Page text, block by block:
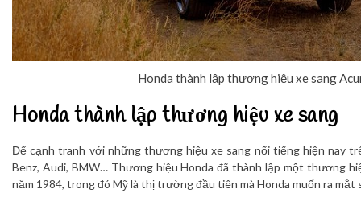
Honda thành lập thương hiệu xe sang
Honda thành lập thương hiệu xe sang
Để cạnh tranh với những thương hiệu xe sang nổi tiếng hiện nay
Benz, Audi, BMW… Thương hiệu Honda đã thành lập một thương
năm 1984, trong đó Mỹ là thị trường đầu tiên mà Honda muốn ra mắt